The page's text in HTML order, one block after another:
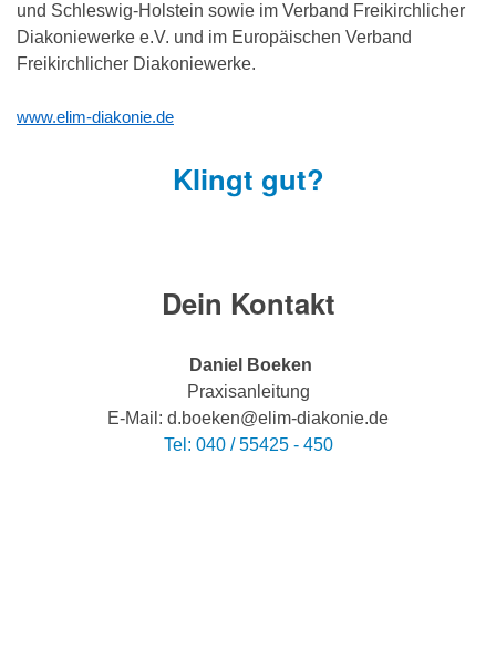
und Schleswig-Holstein sowie im Verband Freikirchlicher
Diakoniewerke e.V. und im Europäischen Verband
Freikirchlicher Diakoniewerke.
www.elim-diakonie.de
Klingt gut?
Dein Kontakt
Daniel Boeken
Praxisanleitung
E-Mail: d.boeken@elim-diakonie.de
Tel: 040 / 55425 - 450